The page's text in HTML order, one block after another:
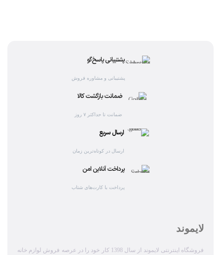
پرداخت آنلاین امن
پرداخت با کارت‌های شتاب
ارسال سریع
ارسال در کوتاه‌ترین زمان
ضمانت بازگشت کالا
ضمانت تا حداکثر ۷ روز
پشتیبانی پاسخ‌گو
پشتیبانی و مشاوره فروش
لایموند
فروشگاه اینترنتی لایموند از سال 1398 کار خود را در عرصه فروش لوازم خانه